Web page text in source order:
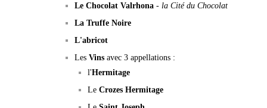
Le Chocolat Valrhona - la Cité du Chocolat
La Truffe Noire
L'abricot
Les Vins avec 3 appellations :
l'Hermitage
Le Crozes Hermitage